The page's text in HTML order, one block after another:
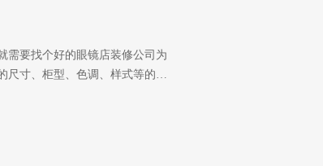
需要找个好的眼镜店装修公司为
尺寸、柜型、色调、样式等的…